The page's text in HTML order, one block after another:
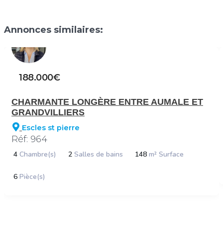
Annonces similaires:
188.000€
CHARMANTE LONGÈRE ENTRE AUMALE ET
GRANDVILLIERS
Escles st pierre
Réf: 964
4 Chambre(s) 2 Salles de bains 148 m² Surface
6 Pièce(s)